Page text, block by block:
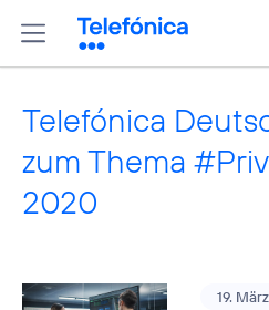
Telefónica
zum Thema
2020
19.